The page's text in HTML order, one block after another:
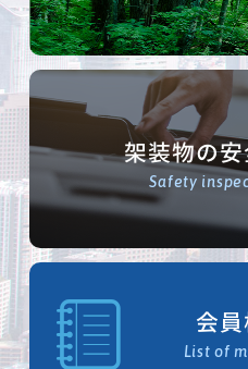
架装物の
Safety
会
List of